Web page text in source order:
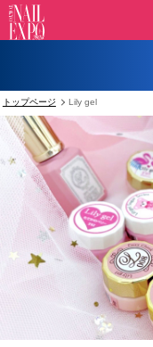
トップページ Lily gel